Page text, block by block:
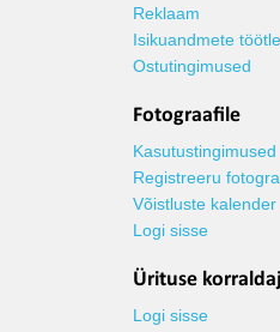
Reklaam
Isikuandmete
Ostutingimused
Fotograafile
Kasutustingimused
Registreeru
Võistluste kalender
Logi sisse
Ürituse
Logi sisse